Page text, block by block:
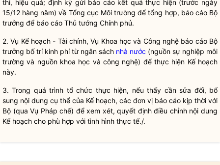
thi, hiệu quả; định kỳ gửi báo cáo kết quả thực hiện (trước ngày
15/12 hàng năm) về Tổng cục Môi trường để tổng hợp, báo cáo Bộ
trưởng để báo cáo Thủ tướng Chính phủ.
2. Vụ Kế hoạch - Tài chính, Vụ Khoa học và Công nghệ báo cáo Bộ
trưởng bố trí kinh phí từ ngân sách nhà nước (nguồn sự nghiệp môi
trường và nguồn khoa học và công nghệ) để thực hiện Kế hoạch
này.
3. Trong quá trình tổ chức thực hiện, nếu thấy cần sửa đổi, bổ
sung nội dung cụ thể của Kế hoạch, các đơn vị báo cáo kịp thời với
Bộ (qua Vụ Pháp chế) để xem xét, quyết định điều chỉnh nội dung
Kế hoạch cho phù hợp với tình hình thực tế./.